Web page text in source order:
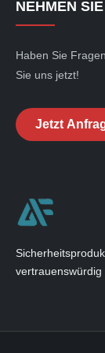
NEHMEN
Haben Sie
Sie uns jetzt!
Jetzt
vertrauenswürdig